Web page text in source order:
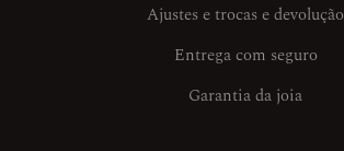
Ajustes e trocas e devolução
Entrega com seguro
Garantia da joia